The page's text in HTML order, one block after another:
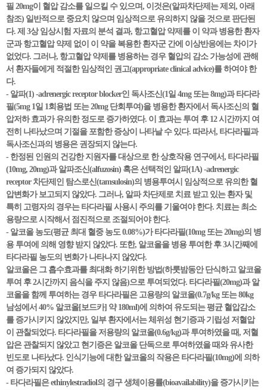
필 20mg이 혈압 감소를 일으킬 수 있으며, 이것은(알파차단제는 제외, 아래
참조) 일반적으로 중요치 않으며 임상적으로 유의하지 않을 것으로 판단된
다. 제 3상 임상시험 자료의 분석 결과, 항고혈압 약제를 이 약과 병용한 환자
군과 항고혈압 약제 없이 이 약을 복용한 환자군 간에 이상반응에는 차이가
없었다. 그러나, 항고혈압 약제를 병용하는 경우 혈압의 감소 가능성에 관해
서 환자들에게 적절한 임상적인 권고(appropriate clinical advice)를 하여야 한
다.
- 알파(1) -adrenergic receptor blocker인 독사조신(1일 4mg 또는 8mg)과 타다라
필(5mg 1일 1회용법 또는 20mg 단회투여)을 병용한 환자에서 독사조신의 혈
압저하 효과가 유의한 정도로 증가하였다. 이 효과는 투여 후 12 시간까지 여
전히 나타났으며 기절을 포함한 증상이 나타날 수 있다. 따라서, 타다라필과
독사조신과의 병용은 권장되지 않는다.
- 한정된 인원의 건강한 지원자를 대상으로 한 상호작용 연구에서, 타다라필
(10mg, 20mg)과 알파조신(alfuzosin) 혹은 선택적인 알파(1A) -adrenergic
receptor 차단제인 탐스로신(tamsulosin)의 병용투여시 임상적으로 유의한 혈
압변화가 보고되지 않았다. 그러나, 알파 차단제로 치료 받고 있는 환자 및
특히 고령자의 경우는 타다라필 사용시 주의를 기울여야 한다. 치료는 최소
용량으로 시작해서 점진적으로 조절되어야 한다.
- 알코올 농도(평균 최대 혈중 농도 0.08%)가 타다라필(10mg 또는 20mg)의 병
용 투여에 의해 영향 받지 않았다. 또한, 알코올을 병용 투여한 후 3시간째에
타다라필 농도의 변화가 나타나지 않았다.
알코올은 그 흡수효과를 최대화 하기위한 방법(하룻밤동안 단식하고 알코올
투여 후 2시간까지 음식을 주지 않음)으로 투여되었다. 타다라필(20mg)과 알
코올을 함께 투여하는 경우 타다라필은 고용량의 알코올(0.7g/kg 또는 80kg
남성에서 40% 알코올[보드카] 약 180ml)에 의하여 유도되는 평균 혈압감소
를 증가시키지 않았지만, 일부 환자에서는 체위성 현기증과 기립성 저혈압
이 관찰되었다. 타다라필을 저용량의 알코올(0.6g/kg)과 투여하였을 때, 저혈
압은 관찰되지 않았고 현기증은 알코올 단독으로 투여하였을 때와 유사한
빈도로 나타났다. 인식기능에 대한 알코올의 작용은 타다라필(10mg)에 의하
여 증가되지 않았다.
- 타다라필은 ethinylestradiol의 경구 생체이용률(bioavailability)을 증가시키는